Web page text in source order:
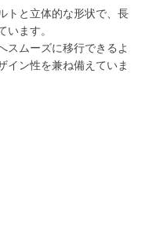
トと立体的な形状で、長
ます。
スムーズに移行できるよ
イン性を兼ね備えていま